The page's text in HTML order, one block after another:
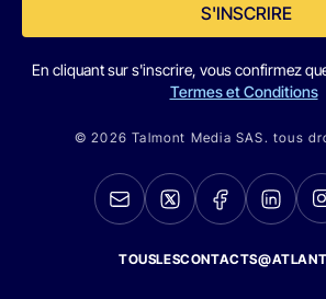
S'INSCRIRE
En cliquant sur s'inscrire, vous confirmez
Termes et Conditions
© 2026 Talmont Media SAS. tous